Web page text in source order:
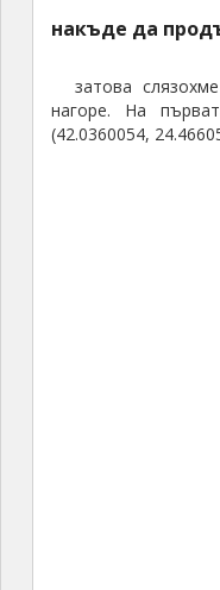
накъде да
затова
нагоре. На
(42.0360054,